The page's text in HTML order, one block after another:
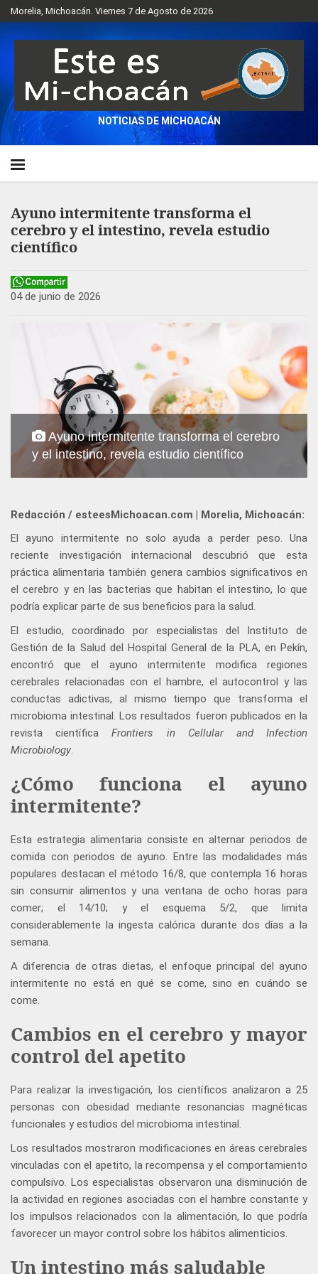
Morelia, Michoacán. Viernes 7 de Agosto de 2026
NOTICIAS DE MICHOACÁN
Ayuno intermitente transforma el
cerebro y el intestino, revela estudio
científico
04 de junio de 2026
Ayuno intermitente transforma el cerebro
y el intestino, revela estudio científico
Redacción / esteesMichoacan.com | Morelia, Michoacán:
El ayuno intermitente no solo ayuda a perder peso. Una
reciente investigación internacional descubrió que esta
práctica alimentaria también genera cambios significativos en
el cerebro y en las bacterias que habitan el intestino, lo que
podría explicar parte de sus beneficios para la salud.
El estudio, coordinado por especialistas del Instituto de
Gestión de la Salud del Hospital General de la PLA, en Pekín,
encontró que el ayuno intermitente modifica regiones
cerebrales relacionadas con el hambre, el autocontrol y las
conductas adictivas, al mismo tiempo que transforma el
microbioma intestinal. Los resultados fueron publicados en la
revista científicaFrontiers in Cellular and Infection
Microbiology.
¿Cómo funciona el ayuno
intermitente?
Esta estrategia alimentaria consiste en alternar periodos de
comida con periodos de ayuno. Entre las modalidades más
populares destacan el método 16/8, que contempla 16 horas
sin consumir alimentos y una ventana de ocho horas para
comer; el 14/10; y el esquema 5/2, que limita
considerablemente la ingesta calórica durante dos días a la
semana.
A diferencia de otras dietas, el enfoque principal del ayuno
intermitente no está en qué se come, sino en cuándo se
come.
Cambios en el cerebro y mayor
control del apetito
Para realizar la investigación, los científicos analizaron a 25
personas con obesidad mediante resonancias magnéticas
funcionales y estudios del microbioma intestinal.
Los resultados mostraron modificaciones en áreas cerebrales
vinculadas con el apetito, la recompensa y el comportamiento
compulsivo. Los especialistas observaron una disminución de
la actividad en regiones asociadas con el hambre constante y
los impulsos relacionados con la alimentación, lo que podría
favorecer un mayor control sobre los hábitos alimenticios.
Un intestino más saludable